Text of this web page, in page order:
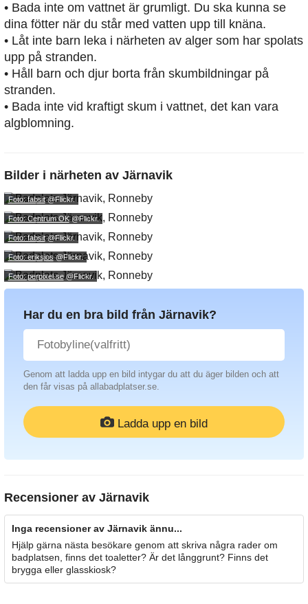
• Bada inte om vattnet är grumligt. Du ska kunna se
dina fötter när du står med vatten upp till knäna.
• Låt inte barn leka i närheten av alger som har spolats
upp på stranden.
• Håll barn och djur borta från skumbildningar på
stranden.
• Bada inte vid kraftigt skum i vattnet, det kan vara
algblomning.
Bilder i närheten av Järnavik
Foto: fabsit@Flickr.
Foto: Centrum OK@Flickr.
Foto: fabsit@Flickr.
Foto: eriksjos@Flickr.
Foto: perpixel.se@Flickr.
Har du en bra bild från Järnavik?
Genom att ladda upp en bild intygar du att du äger bilden och att
den får visas på allabadplatser.se.
Ladda upp en bild
Recensioner av Järnavik
Inga recensioner av Järnavik ännu...
Hjälp gärna nästa besökare genom att skriva några rader om
badplatsen, finns det toaletter? Är det långgrunt? Finns det
brygga eller glasskiosk?